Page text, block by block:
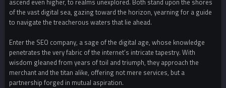
of the vast digital sea, gazing toward the horizon, yearning for a guide
to navigate the treacherous waters that lie ahead.
Enter the SEO company, a sage of the digital age, whose knowledge
penetrates the very fabric of the internet’s intricate tapestry. With
wisdom gleaned from years of toil and triumph, they approach the
merchant and the titan alike, offering not mere services, but a
partnership forged in mutual aspiration.